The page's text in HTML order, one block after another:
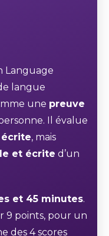
Language
langue
une preuve
Il évalue
, mais
et écrite d’un
et 45 minutes.
9 points, pour un
des 4 scores